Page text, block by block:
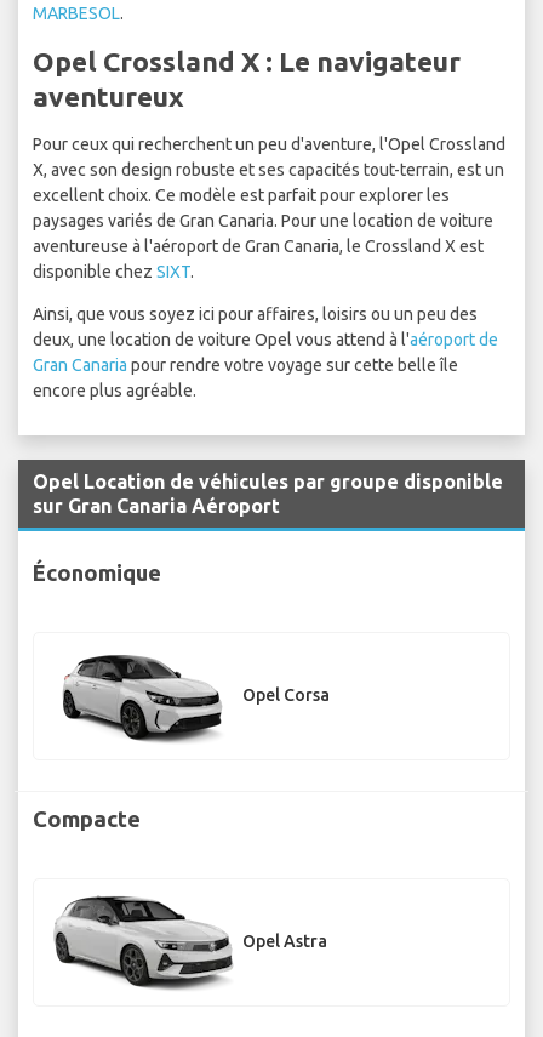
MARBESOL.
Opel Crossland X : Le navigateur
aventureux
Pour ceux qui recherchent un peu d'aventure, l'Opel Crossland
X, avec son design robuste et ses capacités tout-terrain, est un
excellent choix. Ce modèle est parfait pour explorer les
paysages variés de Gran Canaria. Pour une location de voiture
aventureuse à l'aéroport de Gran Canaria, le Crossland X est
disponible chez SIXT.
Ainsi, que vous soyez ici pour affaires, loisirs ou un peu des
deux, une location de voiture Opel vous attend à l'aéroport de
Gran Canaria pour rendre votre voyage sur cette belle île
encore plus agréable.
Opel Location de véhicules par groupe disponible
sur Gran Canaria Aéroport
Économique
Opel Corsa
Compacte
Opel Astra